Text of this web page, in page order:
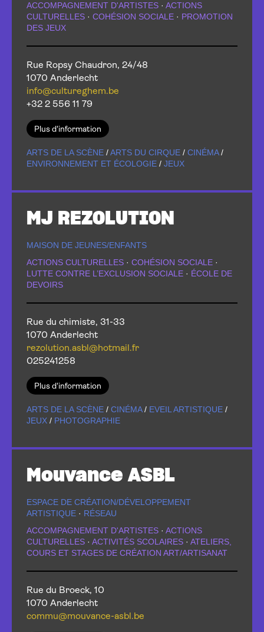
ACCOMPAGNEMENT D'ARTISTES · ACTIONS
CULTURELLES · COHÉSION SOCIALE · PROMOTION
DES JEUX
Rue Ropsy Chaudron, 24/48
1070 Anderlecht
info@cultureghem.be
+32 2 556 11 79
Plus d'information
ARTS DE LA SCÈNE /ARTS DU CIRQUE / CINÉMA/
ENVIRONNEMENT ET ÉCOLOGIE / JEUX
MJ REZOLUTION
MAISON DE JEUNES/ENFANTS
ACTIONS CULTURELLES · COHÉSION SOCIALE ·
LUTTE CONTRE L’EXCLUSION SOCIALE · ÉCOLE DE
DEVOIRS
Rue du chimiste, 31-33
1070 Anderlecht
rezolution.asbl@hotmail.fr
025241258
Plus d'information
ARTS DE LA SCÈNE / CINÉMA/ EVEIL ARTISTIQUE /
JEUX / PHOTOGRAPHIE
Mouvance ASBL
ESPACE DE CRÉATION/DÉVELOPPEMENT
ARTISTIQUE · RÉSEAU
ACCOMPAGNEMENT D'ARTISTES · ACTIONS
CULTURELLES · ACTIVITÉS SCOLAIRES · ATELIERS,
COURS ET STAGES DE CRÉATION ART/ARTISANAT
Rue du Broeck, 10
1070 Anderlecht
commu@mouvance-asbl.be